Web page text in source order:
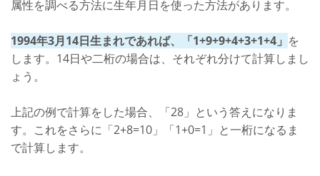
属性を調べる方法に生年月日を使った方法があります。
1994年3月14日生まれであれば、「1+9+9+4+3+1+4」 を
します。14日や二桁の場合は、それぞれ分けて計算しまし
ょう。
上記の例で計算をした場合、「28」という答えになりま
す。これをさらに「2+8=10」「1+0=1」と一桁になるま
で計算します。